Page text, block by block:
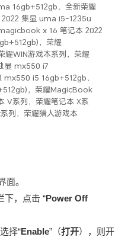
16gb+512gb、全新荣耀
集显 uma i5-1235u
x 16 笔记本 2022
，荣耀
WIN游戏本系列，荣耀
显 mx550 i7
mx550 i5 16gb+512gb、
，荣耀MagicBook
V系列，荣耀笔记本 X系
列，荣耀猎人游戏本
面。
下，点击 “Power Off
择“Enable”（打开），则开